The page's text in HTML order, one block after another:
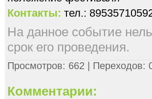
Контакты: тел.:
На данное событие
срок его проведения.
Просмотров: 662 | Переходов:
Комментарии: